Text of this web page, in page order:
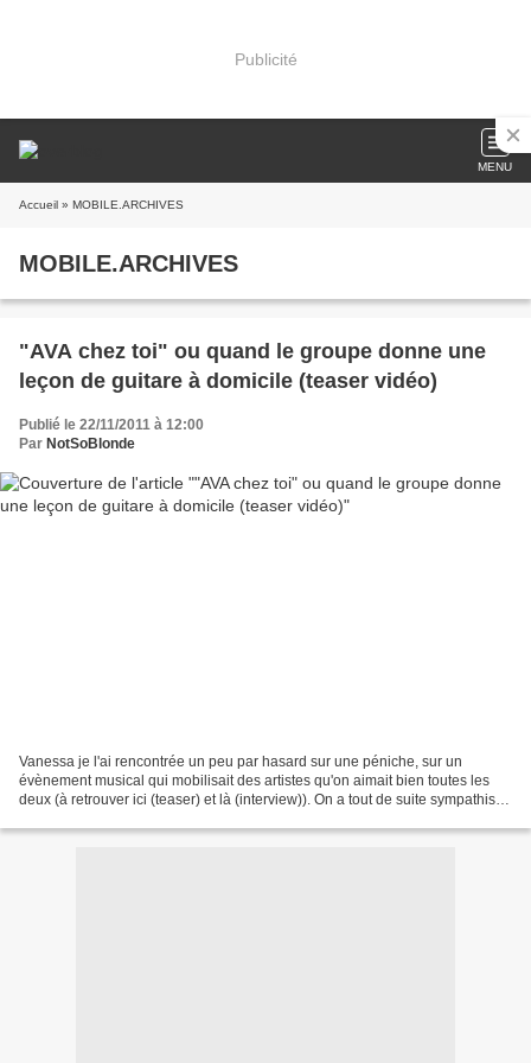
Publicité
MENU
Accueil » MOBILE.ARCHIVES
MOBILE.ARCHIVES
"AVA chez toi" ou quand le groupe donne une
leçon de guitare à domicile (teaser vidéo)
Publié le 22/11/2011 à 12:00
Par NotSoBlonde
Vanessa je l'ai rencontrée un peu par hasard sur une péniche, sur un
évènement musical qui mobilisait des artistes qu'on aimait bien toutes les
deux (à retrouver ici (teaser) et là (interview)). On a tout de suite sympathisé